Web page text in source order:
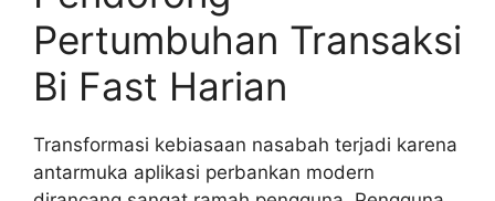
Pertumbuhan Transaksi
Bi Fast Harian
Transformasi kebiasaan nasabah terjadi karena
antarmuka aplikasi perbankan modern